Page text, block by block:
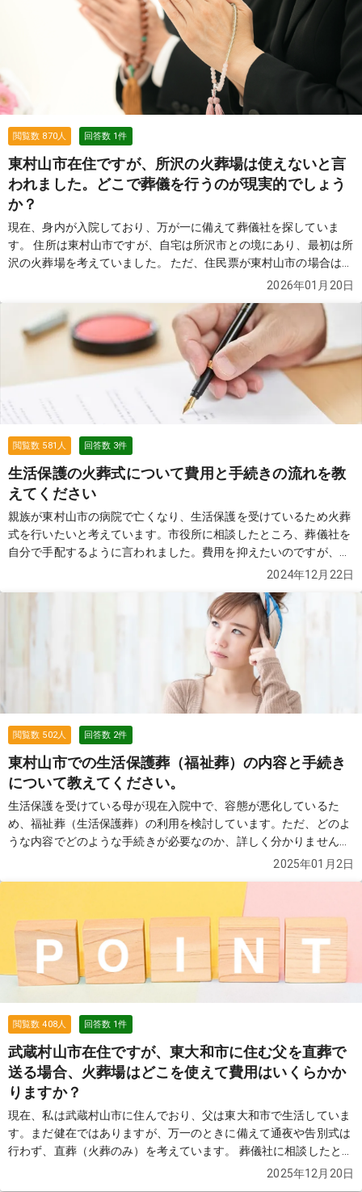
が、 実際には総額で35万円ほどになりました。 担当者に確認した
ところ、火葬場の料金やその他の費用は別途必要になるとのこと
で、 結局は思っていたよりも高額になってしまい、正直納得がいっ
たが、 最終的にかかる総額を含め、できるだけ安く対応してくれる
葬儀社を探しています。 近所で火葬のみを行った場合の費用総額の
相場や、 実際に利用して良かった葬儀社があれば教えていただきた
いです。 皆さまのおすすめをぜひ伺いたいです。
閲覧数 870人 回答数 1件
東村山市在住ですが、所沢の火葬場は使えないと言
われました。どこで葬儀を行うのが現実的でしょう
か？
現在、身内が入院しており、万が一に備えて葬儀社を探していま
す。 住所は東村山市ですが、自宅は所沢市との境にあり、最初は所
沢の火葬場を考えていました。 ただ、住民票が東村山市の場合は、
所沢市斎場は市外扱いになり、この時期（冬場）は利用できないと
と説明されましたが、正直よく分かっていません。 家族葬で10〜
12名ほどを予定しています。 ・東村山市の場合、火葬場はどこを
使うのが一般的なのか ・式場と火葬場は別で考える必要があるのか
・府中の多摩火葬場で葬儀から火葬まで行うことはできるのか ・亡
くなった場合、まず何を決めればいいのか 初めてのことで段取りが
分からず不安です。教えてください。
続きを見る
2026年01月20日
閲覧数 581 人 回答数 3件
生活保護の火葬式について費用と手続きの流れを教
えてください
親族が東村山市の病院で亡くなり、生活保護を受けているため火葬
式を行いたいと考えています。市役所に相談したところ、葬儀社を
自分で手配するように言われました。費用を抑えたいのですが、火
葬式全体でどれくらいの費用がかかるのでしょうか？また、生活保
けると助かります。できれば負担を最小限に抑えたいです。 どなた
か詳しい方、アドバイスをお願いいたします。
続きを見る
2024年12月22日
閲覧数 502人 回答数 2件
東村山市での生活保護葬（福祉葬）の内容と手続き
について教えてください。
生活保護を受けている母が現在入院中で、容態が悪化しているた
め、福祉葬（生活保護葬）の利用を検討しています。ただ、どのよ
うな内容でどのような手続きが必要なのか、詳しく分かりません。
福祉葬ではどのようなサービスが受けられるのか、また手続きの流
2025年01月2日
閲覧数408人 回答数 1件
武蔵村山市在住ですが、東大和市に住む父を直葬で
送る場合、火葬場はどこを使えて費用はいくらかか
りますか？
現在、私は武蔵村山市に住んでおり、父は東大和市で生活していま
す。まだ健在ではありますが、万一のときに備えて通夜や告別式は
行わず、直葬（火葬のみ）を考えています。 葬儀社に相談したとこ
ろ、喪主の住所によっては武蔵村山市の「みずほ斎場」が使えて、
2025年12月20日